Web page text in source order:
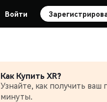
Войти
Как Купить XR?
Узнайте, как получить ваш
минуты.